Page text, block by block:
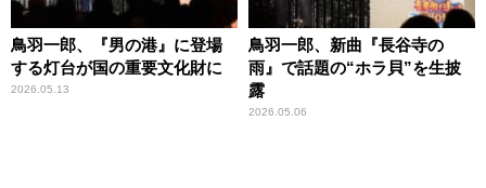
鳥羽一郎、『男の港』に登場
する灯台が国の重要文化財に
2026.05.13
鳥羽一郎、新曲『長谷寺の
雨』で話題の“ホラ貝”を生披
露
2026.05.06